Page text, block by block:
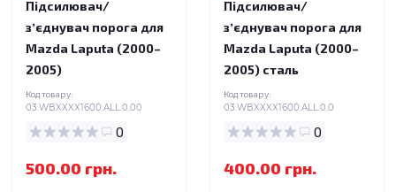
Підсилювач/
зʼєднувач порога для
Mazda Laputa (2000–
2005)
Код товару:
03.WBXXXX1600.ALL.0.00
0
500.00 грн.
Підсилювач/
зʼєднувач порога для
Mazda Laputa (2000–
2005) сталь
Код товару:
03.WBXXXX1600.ALL.0.0
0
400.00 грн.